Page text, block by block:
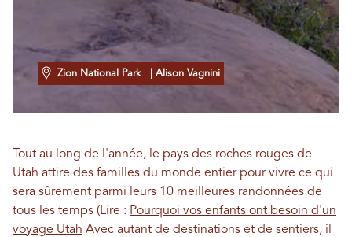
Zion National Park | Alison Vagnini
Tout au long de l'année, le pays des roches rouges de
Utah attire des familles du monde entier pour vivre ce qui
sera sûrement parmi leurs 10 meilleures randonnées de
tous les temps (Lire : Pourquoi vos enfants ont besoin d'un
voyage Utah Avec autant de destinations et de sentiers, il